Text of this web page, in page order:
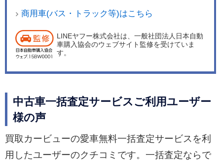
商用車(バス・トラック等)はこちら
LINEヤフー株式会社は、一般社団法人日本自動
車購入協会のウェブサイト監修を受けていま
す。
中古車一括査定サービスご利用ユーザー
様の声
買取カービューの愛車無料一括査定サービスを利
用したユーザーのクチコミです。一括査定ならで